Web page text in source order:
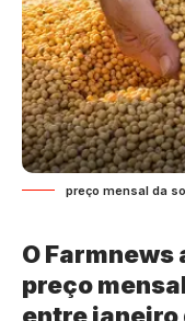
preço mensal da
O Farmnews
preço